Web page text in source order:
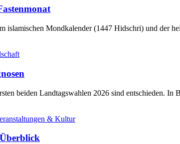
islamischen Mondkalender (1447 Hidschri) und der
beiden Landtagswahlen 2026 sind entschieden.
& Kultur